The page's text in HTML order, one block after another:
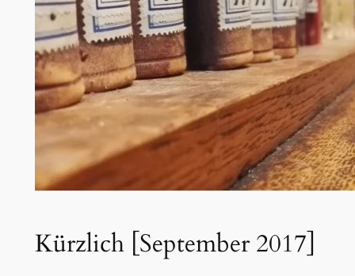
Kürzlich [September 2017]